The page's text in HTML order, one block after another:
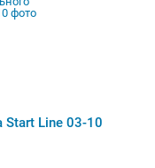
Start Line 03-10